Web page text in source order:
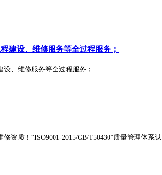
建设、维修服务等全过程服务；
、维修服务等全过程服务；
资质！“ISO9001-2015/GB/T50430”质量管理体系